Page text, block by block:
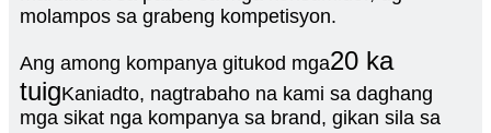
molampos sa grabeng kompetisyon.
Ang among kompanya gitukod mga20 ka
tuigKaniadto, nagtrabaho na kami sa daghang
mga sikat nga kompanya sa brand, gikan sila sa